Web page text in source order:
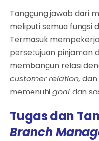
Tanggung jawab dari
meliputi semua fungsi
Termasuk
persetujuan pinjaman
membangun relasi
customer relation,
memenuhigoal dan
Tugas dan
Branch